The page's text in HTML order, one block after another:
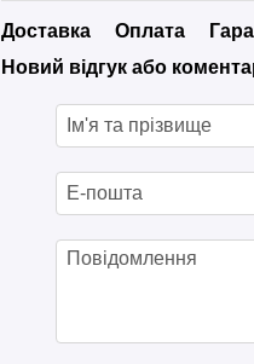
Доставка Оплата
Новий відгук або